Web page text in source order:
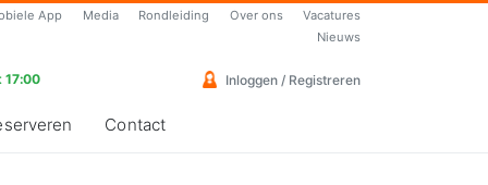
App Media Rondleiding Over ons
Vacatures
Nieuws
17:00 Inloggen / Registreren
Contact